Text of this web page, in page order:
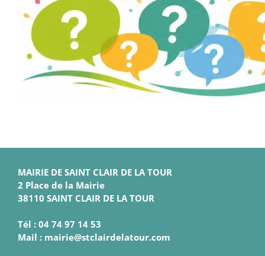
MAIRIE DE SAINT CLAIR DE LA TOUR
2 Place de la Mairie
38110 SAINT CLAIR DE LA TOUR
Tél : 04 74 97 14 53
Mail : mairie@stclairdelatour.com